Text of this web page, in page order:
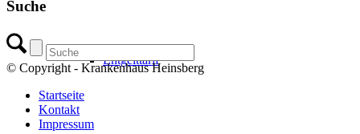
Entgelttarif
Suche
© Copyright - Krankenhaus Heinsberg
Startseite
Kontakt
Impressum